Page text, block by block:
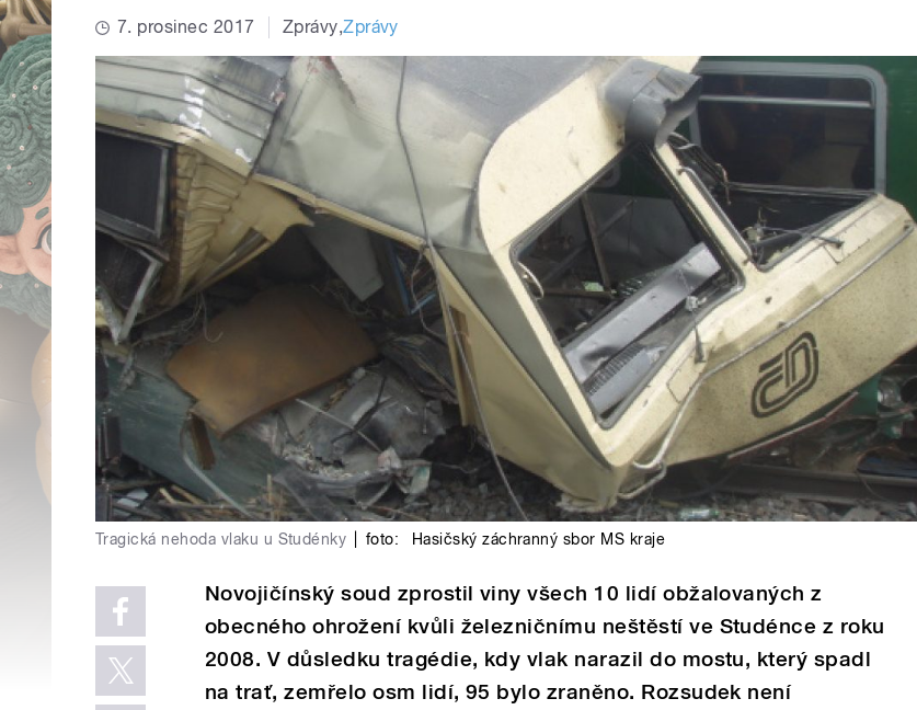
7. prosinec 2017 Zprávy,Zprávy
Tragická nehoda vlaku u Studénky foto: Hasičský záchranný sbor MS kraje
Novojičínský soud zprostil viny všech 10 lidí obžalovaných z
obecného ohrožení kvůli železničnímu neštěstí ve Studénce z roku
2008. V důsledku tragédie, kdy vlak narazil do mostu, který spadl
na trať, zemřelo osm lidí, 95 bylo zraněno. Rozsudek není